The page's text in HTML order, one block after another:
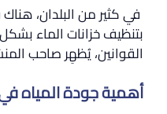
في كثير من البلدان،
بتنظيف خزانات الماء
القوانين، يُظهِر صاحب
أهمية جودة المياه